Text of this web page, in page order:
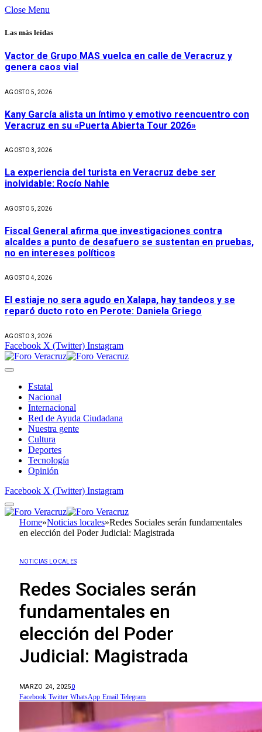
Close Menu
Las más leídas
Vactor de Grupo MAS vuelca en calle de Veracruz y
genera caos vial
AGOSTO 5, 2026
Kany García alista un íntimo y emotivo reencuentro con
Veracruz en su «Puerta Abierta Tour 2026»
AGOSTO 3, 2026
La experiencia del turista en Veracruz debe ser
inolvidable: Rocío Nahle
AGOSTO 5, 2026
Fiscal General afirma que investigaciones contra
alcaldes a punto de desafuero se sustentan en pruebas,
no en intereses políticos
AGOSTO 4, 2026
El estiaje no sera agudo en Xalapa, hay tandeos y se
reparó ducto roto en Perote: Daniela Griego
AGOSTO 3, 2026
Facebook X (Twitter) Instagram
Estatal
Nacional
Internacional
Red de Ayuda Ciudadana
Nuestra gente
Cultura
Deportes
Tecnología
Opinión
Facebook X (Twitter) Instagram
Home»Noticias locales»Redes Sociales serán fundamentales
en elección del Poder Judicial: Magistrada
NOTICIAS LOCALES
Redes Sociales serán
fundamentales en
elección del Poder
Judicial: Magistrada
MARZO 24, 20250
Facebook Twitter WhatsApp Email Telegram